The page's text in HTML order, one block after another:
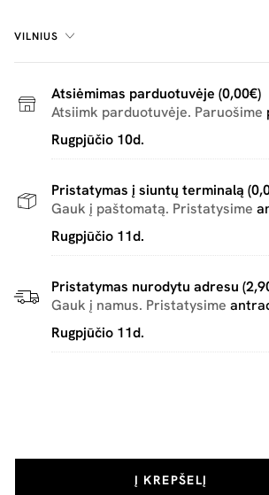
Į KREPŠELĮ
VILNIUS
Atsiėmimas parduotuvėje (0,00€)
Atsiimk parduotuvėje. Paruošime
Rugpjūčio 10d.
Pristatymas į siuntų terminalą
Gauk į paštomatą. Pristatysime
Rugpjūčio 11d.
Pristatymas nurodytu adresu
Gauk į namus. Pristatysime
Rugpjūčio 11d.